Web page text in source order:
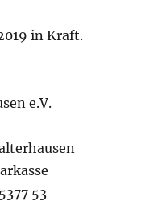
in Kraft.
e.V.
53